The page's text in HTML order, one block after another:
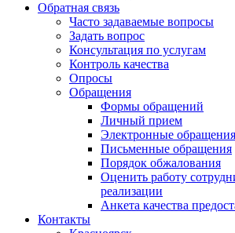
Обратная связь
Часто задаваемые вопросы
Задать вопрос
Консультация по услугам
Контроль качества
Опросы
Обращения
Формы обращений
Личный прием
Электронные обращения
Письменные обращения
Порядок обжалования
Оценить работу
реализации
Анкета качества
Контакты